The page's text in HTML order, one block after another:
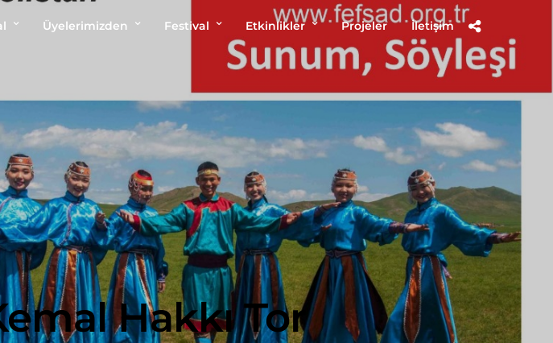
Üyelerimizden Festival Etkinlikler Projeler İletişim
Hakkı Tor